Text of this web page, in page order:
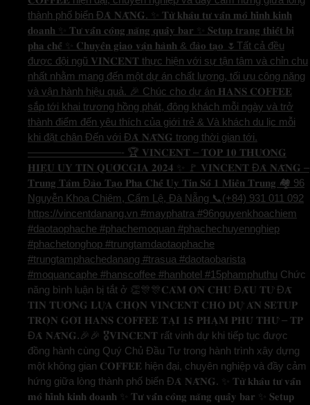
thành phố biển Đ𝐀̀ 𝐍𝐀̆̃𝐍𝐆. ✨ 𝐓𝐮̛̀ 𝐤𝐡𝐚̂𝐮 𝐭𝐮̛ 𝐯𝐚̂́𝐧 𝐦𝐨̂ 𝐡𝐢̀𝐧𝐡 𝐤𝐢𝐧𝐡
𝐝𝐨𝐚𝐧𝐡 ✨ 𝐓𝐮̛ 𝐯𝐚̂́𝐧 𝐜𝐨̂𝐧𝐠 𝐧𝐚̆𝐧𝐠 𝐪𝐮𝐚̂̀𝐲 𝐛𝐚𝐫 ✨ 𝐒𝐞𝐭𝐮𝐩 𝐭𝐫𝐚𝐧𝐠 𝐭𝐡𝐢𝐞̂́𝐭 𝐛𝐢̣
𝐩𝐡𝐚 𝐜𝐡𝐞̂́ ✨ 𝐂𝐡𝐮𝐲𝐞̂̉𝐧 𝐠𝐢𝐚𝐨 𝐯𝐚̣̂𝐧 𝐡𝐚̀𝐧𝐡 & đ𝐚̀𝐨 𝐭𝐚̣𝐨 🌷Tất cả đều
được đội ngũ 𝐕𝐈𝐍𝐂𝐄𝐍𝐓 thực hiện với sự tận tâm và chỉn chu
nhất nhằm mang đến một dự án chất lượng, tối ưu công năng
và vận hành hiệu quả. 🎉 Chúc cho dự án 𝐇𝐀𝐍𝐒 𝐂𝐎𝐅𝐅𝐄𝐄
sắp tới khai trương hồng phát, đông khách mỗi ngày và trở
thành điểm đến yêu thích của giới trẻ & Và khách du lịc mỗi
khi đặt chân Đến với Đ𝐀̀ 𝐍𝐀̆̃𝐍𝐆 trong thời gian tới.
—————————- 🏆 𝐕𝐈𝐍𝐂𝐄𝐍𝐓 – 𝐓𝐎𝐏 𝟏𝟎 𝐓𝐇𝐔̛𝐎̛𝐍𝐆
𝐇𝐈𝐄̣̂𝐔 𝐔𝐘 𝐓𝐈́𝐍 𝐐𝐔𝐎̂́𝐂𝐆𝐈𝐀 𝟐𝟎𝟐𝟒 ✨ 🚩 𝐕𝐈𝐍𝐂𝐄𝐍𝐓 Đ𝐀̀ 𝐍𝐀̆̃𝐍𝐆 –
𝐓𝐫𝐮𝐧𝐠 𝐓𝐚̂𝐦 Đ𝐚̀𝐨 𝐓𝐚̣𝐨 𝐏𝐡𝐚 𝐂𝐡𝐞̂́ 𝐔𝐲 𝐓𝐢́𝐧 𝐒𝐨̂́ 𝟏 𝐌𝐢𝐞̂̀𝐧 𝐓𝐫𝐮𝐧𝐠 🏘️ 96
Nguyễn Khoa Chiêm, Cẩm Lệ, Đà Nẵng 📞(+84) 931 011 092
https://vincentdanang.vn #mayphatra #96nguyenkhoachiem
#daotaophache #phachemoquan #phachechuyennghiep
#phachetonghop #trungtamdaotaophache
#trungtamphachedanang #trasua #daotaobarista
#moquancaphe #hanscoffee #hanhotel #15phamphuthu Chức
năng bình luận bị tắt ở 👏🎊🎊𝐂𝐀̉𝐌 𝐎̛𝐍 𝐂𝐇𝐔̉ Đ𝐀̂̀𝐔 𝐓𝐔̛ Đ𝐀̃
𝐓𝐈𝐍 𝐓𝐔̛𝐎̛̉𝐍𝐆 𝐋𝐔̛̣𝐀 𝐂𝐇𝐎̣𝐍 𝐕𝐈𝐍𝐂𝐄𝐍𝐓 𝐂𝐇𝐎 𝐃𝐔̛̣ 𝐀́𝐍 𝐒𝐄𝐓𝐔𝐏
𝐓𝐑𝐎̣𝐍 𝐆𝐎́𝐈 𝐇𝐀𝐍𝐒 𝐂𝐎𝐅𝐅𝐄𝐄 𝐓𝐀̣𝐈 𝟏𝟓 𝐏𝐇𝐀̣𝐌 𝐏𝐇𝐔́ 𝐓𝐇𝐔̛́ – 𝐓𝐏
Đ𝐀̀ 𝐍𝐀̆̃𝐍𝐆.🎉🎉 🎖️𝐕𝐈𝐍𝐂𝐄𝐍𝐓 rất vinh dự khi tiếp tục được
đồng hành cùng Quý Chủ Đầu Tư trong hành trình xây dựng
một không gian 𝐂𝐎𝐅𝐅𝐄𝐄 hiện đại, chuyên nghiệp và đầy cảm
hứng giữa lòng thành phố biển Đ𝐀̀ 𝐍𝐀̆̃𝐍𝐆. ✨ 𝐓𝐮̛̀ 𝐤𝐡𝐚̂𝐮 𝐭𝐮̛ 𝐯𝐚̂́𝐧
𝐦𝐨̂ 𝐡𝐢̀𝐧𝐡 𝐤𝐢𝐧𝐡 𝐝𝐨𝐚𝐧𝐡 ✨ 𝐓𝐮̛ 𝐯𝐚̂́𝐧 𝐜𝐨̂𝐧𝐠 𝐧𝐚̆𝐧𝐠 𝐪𝐮𝐚̂̀𝐲 𝐛𝐚𝐫 ✨ 𝐒𝐞𝐭𝐮𝐩